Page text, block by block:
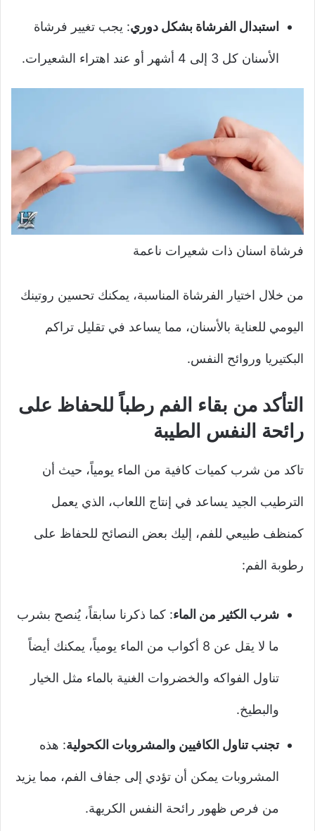
استبدال الفرشاة بشكل دوري: يجب تغيير فرشاة
الأسنان كل 3 إلى 4 أشهر أو عند اهتراء الشعيرات.
فرشاة اسنان ذات شعيرات ناعمة
من خلال اختيار الفرشاة المناسبة، يمكنك تحسين روتينك
اليومي للعناية بالأسنان، مما يساعد في تقليل تراكم
البكتيريا وروائح النفس.
التأكد من بقاء الفم رطباً للحفاظ على
رائحة النفس الطيبة
تاكد من شرب كميات كافية من الماء يومياً، حيث أن
الترطيب الجيد يساعد في إنتاج اللعاب، الذي يعمل
كمنظف طبيعي للفم، إليك بعض النصائح للحفاظ على
رطوبة الفم:
شرب الكثير من الماء: كما ذكرنا سابقاً، يُنصح بشرب
ما لا يقل عن 8 أكواب من الماء يومياً، يمكنك أيضاً
تناول الفواكه والخضروات الغنية بالماء مثل الخيار
والبطيخ.
تجنب تناول الكافيين والمشروبات الكحولية: هذه
المشروبات يمكن أن تؤدي إلى جفاف الفم، مما يزيد
من فرص ظهور رائحة النفس الكريهة.